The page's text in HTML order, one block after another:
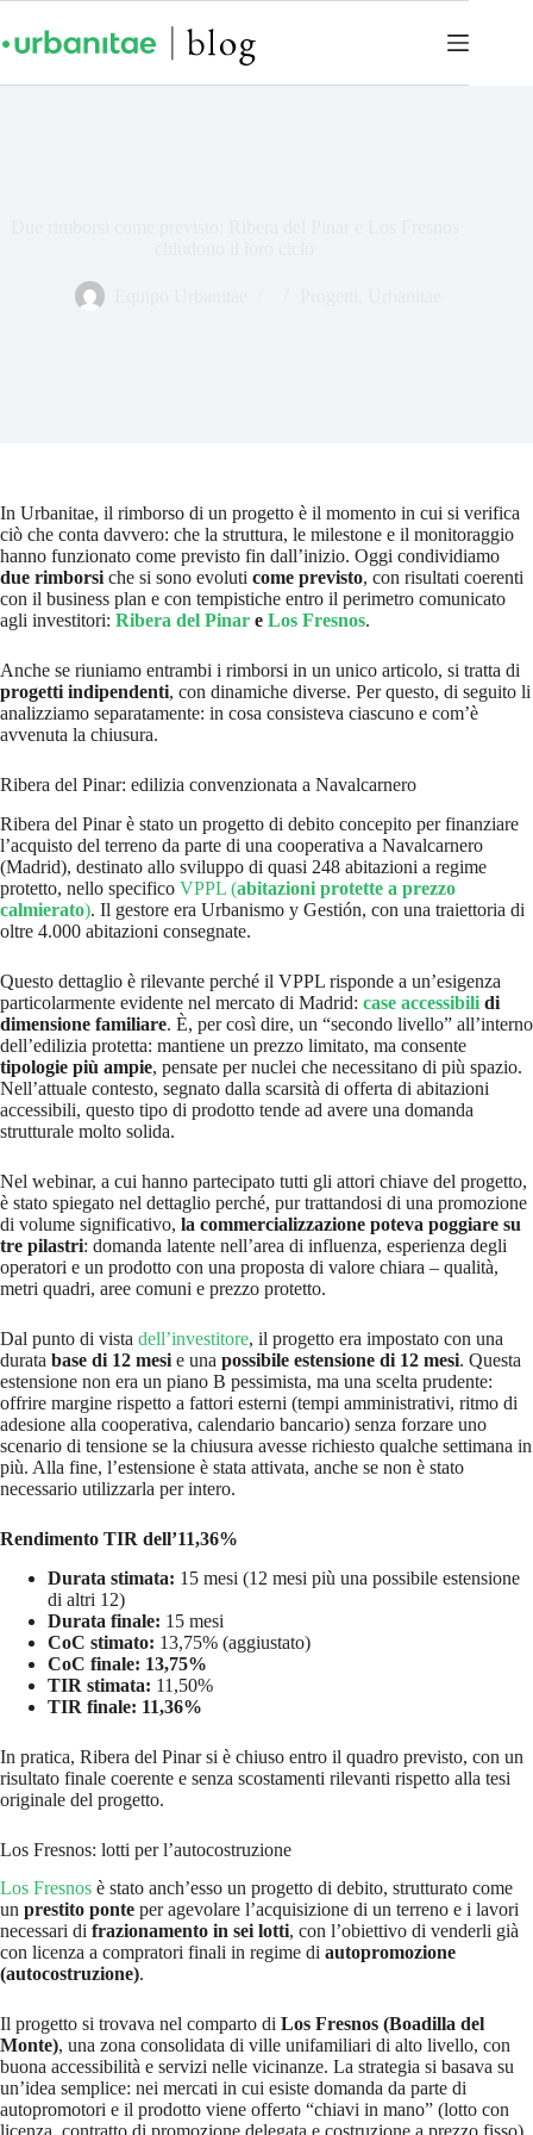
In Urbanitae, il rimborso di un progetto è il momento in cui si verifica
ciò che conta davvero: che la struttura, le milestone e il monitoraggio
hanno funzionato come previsto fin dall’inizio. Oggi condividiamo
due rimborsi che si sono evoluti come previsto, con risultati coerenti
con il business plan e con tempistiche entro il perimetro comunicato
agli investitori: Ribera del Pinar e Los Fresnos.
Anche se riuniamo entrambi i rimborsi in un unico articolo, si tratta di
progetti indipendenti, con dinamiche diverse. Per questo, di seguito li
analizziamo separatamente: in cosa consisteva ciascuno e com’è
avvenuta la chiusura.
Ribera del Pinar: edilizia convenzionata a Navalcarnero
Ribera del Pinar è stato un progetto di debito concepito per finanziare
l’acquisto del terreno da parte di una cooperativa a Navalcarnero
(Madrid), destinato allo sviluppo di quasi 248 abitazioni a regime
protetto, nello specifico VPPL (abitazioni protette a prezzo
calmierato). Il gestore era Urbanismo y Gestión, con una traiettoria di
oltre 4.000 abitazioni consegnate.
Questo dettaglio è rilevante perché il VPPL risponde a un’esigenza
particolarmente evidente nel mercato di Madrid: case accessibili di
dimensione familiare. È, per così dire, un “secondo livello” all’interno
dell’edilizia protetta: mantiene un prezzo limitato, ma consente
tipologie più ampie, pensate per nuclei che necessitano di più spazio.
Nell’attuale contesto, segnato dalla scarsità di offerta di abitazioni
accessibili, questo tipo di prodotto tende ad avere una domanda
strutturale molto solida.
Nel webinar, a cui hanno partecipato tutti gli attori chiave del progetto,
è stato spiegato nel dettaglio perché, pur trattandosi di una promozione
di volume significativo, la commercializzazione poteva poggiare su
tre pilastri: domanda latente nell’area di influenza, esperienza degli
operatori e un prodotto con una proposta di valore chiara – qualità,
metri quadri, aree comuni e prezzo protetto.
Dal punto di vista dell’investitore, il progetto era impostato con una
durata base di 12 mesi e una possibile estensione di 12 mesi. Questa
estensione non era un piano B pessimista, ma una scelta prudente:
offrire margine rispetto a fattori esterni (tempi amministrativi, ritmo di
adesione alla cooperativa, calendario bancario) senza forzare uno
scenario di tensione se la chiusura avesse richiesto qualche settimana in
più. Alla fine, l’estensione è stata attivata, anche se non è stato
necessario utilizzarla per intero.
Rendimento TIR dell’11,36%
Durata stimata: 15 mesi (12 mesi più una possibile estensione
di altri 12)
Durata finale: 15 mesi
CoC stimato: 13,75% (aggiustato)
CoC finale: 13,75%
TIR stimata: 11,50%
TIR finale: 11,36%
In pratica, Ribera del Pinar si è chiuso entro il quadro previsto, con un
risultato finale coerente e senza scostamenti rilevanti rispetto alla tesi
originale del progetto.
Los Fresnos: lotti per l’autocostruzione
Los Fresnos è stato anch’esso un progetto di debito, strutturato come
un prestito ponte per agevolare l’acquisizione di un terreno e i lavori
necessari di frazionamento in sei lotti, con l’obiettivo di venderli già
con licenza a compratori finali in regime di autopromozione
(autocostruzione).
Il progetto si trovava nel comparto di Los Fresnos (Boadilla del
Monte), una zona consolidata di ville unifamiliari di alto livello, con
buona accessibilità e servizi nelle vicinanze. La strategia si basava su
un’idea semplice: nei mercati in cui esiste domanda da parte di
autopromotori e il prodotto viene offerto “chiavi in mano” (lotto con